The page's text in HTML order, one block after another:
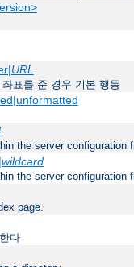
URL
표를 준 경우 기본 행동
the server configuration
|wildcard
the server configuration
page.
다